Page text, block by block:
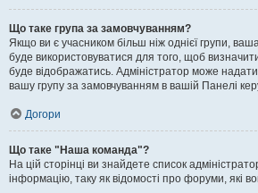
Що таке група за замовчуванням?
Якщо ви є учасником більш ніж однієї групи,
буде використовуватися для того, щоб
буде відображатись. Адміністратор може
вашу групу за замовчуванням в вашій Панелі
Догори
Що таке "Наша команда"?
На цій сторінці ви знайдете список
інформацію, таку як відомості про форуми, які